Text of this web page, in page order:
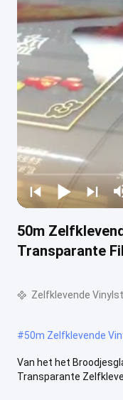
50m
Transparante
Zelfklevende
#50m Zelfklevende
Van het het
Transparante